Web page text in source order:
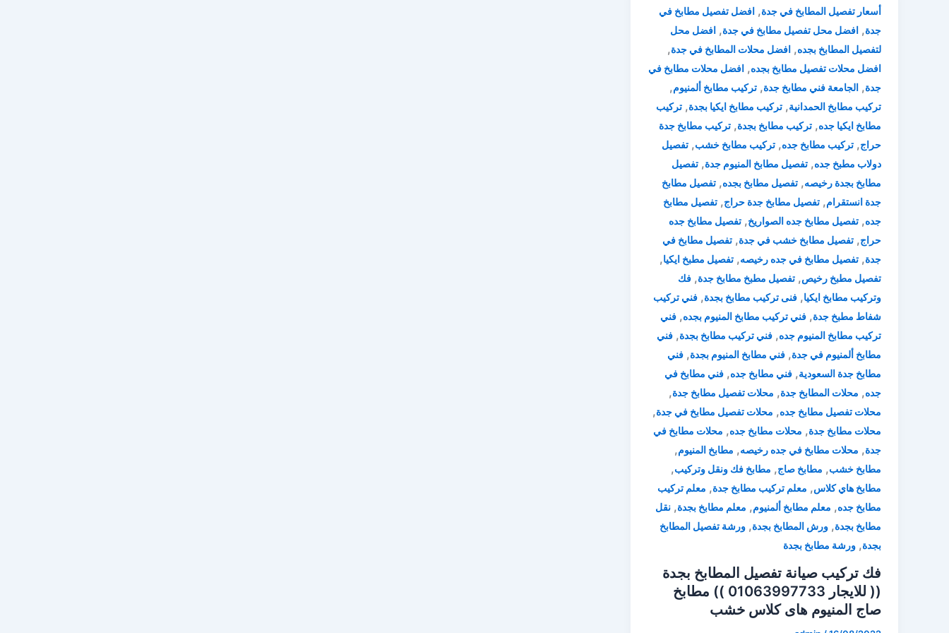
أسعار تفصيل المطابخ في جدة, افضل تفصيل مطابخ في
جدة, افضل محل تفصيل مطابخ في جدة, افضل محل
لتفصيل المطابخ بجده, افضل محلات المطابخ في جدة,
افضل محلات تفصيل مطابخ بجده, افضل محلات مطابخ في
جدة, الجامعة فني مطابخ جدة, تركيب مطابخ ألمنيوم,
تركيب مطابخ الحمدانية, تركيب مطابخ ايكيا بجدة, تركيب
مطابخ ايكيا جده, تركيب مطابخ بجدة, تركيب مطابخ جدة
حراج, تركيب مطابخ جده, تركيب مطابخ خشب, تفصيل
دولاب مطبخ جده, تفصيل مطابخ المنيوم جدة, تفصيل
مطابخ بجدة رخيصه, تفصيل مطابخ بجده, تفصيل مطابخ
جدة انستقرام, تفصيل مطابخ جدة حراج, تفصيل مطابخ
جده, تفصيل مطابخ جده الصواريخ, تفصيل مطابخ جده
حراج, تفصيل مطابخ خشب في جدة, تفصيل مطابخ في
جدة, تفصيل مطابخ في جده رخيصه, تفصيل مطبخ ايكيا,
تفصيل مطبخ رخيص, تفصيل مطبخ مطابخ جدة, فك
وتركيب مطابخ ايكيا, فنى تركيب مطابخ بجدة, فني تركيب
شفاط مطبخ جدة, فني تركيب مطابخ المنيوم بجده, فني
تركيب مطابخ المنيوم جده, فني تركيب مطابخ بجدة, فني
مطابخ ألمنيوم في جدة, فني مطابخ المنيوم بجدة, فني
مطابخ جدة السعودية, فني مطابخ جده, فني مطابخ في
جده, محلات المطابخ جدة, محلات تفصيل مطابخ جدة,
محلات تفصيل مطابخ جده, محلات تفصيل مطابخ في جدة,
محلات مطابخ جدة, محلات مطابخ جده, محلات مطابخ في
جدة, محلات مطابخ في جده رخيصه, مطابخ المنيوم,
مطابخ خشب, مطابخ صاج, مطابخ فك ونقل وتركيب,
مطابخ هاي كلاس, معلم تركيب مطابخ جدة, معلم تركيب
مطابخ جده, معلم مطابخ ألمنيوم, معلم مطابخ بجدة, نقل
مطابخ بجدة, ورش المطابخ بجدة, ورشة تفصيل المطابخ
بجدة, ورشة مطابخ بجدة
فك تركيب صيانة تفصيل المطابخ بجدة
(( للايجار 01063997733 )) مطابخ
صاج المنيوم هاى كلاس خشب